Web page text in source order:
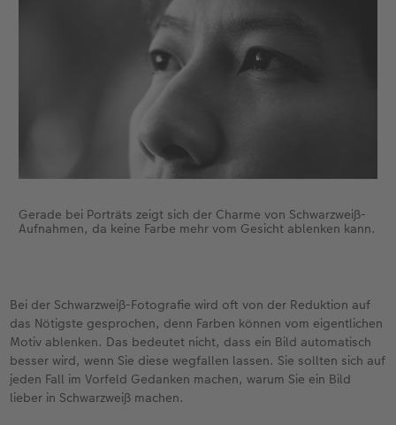
Gerade bei Porträts zeigt sich der Charme von Schwarzweiß-
Aufnahmen, da keine Farbe mehr vom Gesicht ablenken kann.
Bei der Schwarzweiß-Fotografie wird oft von der Reduktion auf
das Nötigste gesprochen, denn Farben können vom eigentlichen
Motiv ablenken. Das bedeutet nicht, dass ein Bild automatisch
besser wird, wenn Sie diese wegfallen lassen. Sie sollten sich auf
jeden Fall im Vorfeld Gedanken machen, warum Sie ein Bild
lieber in Schwarzweiß machen.